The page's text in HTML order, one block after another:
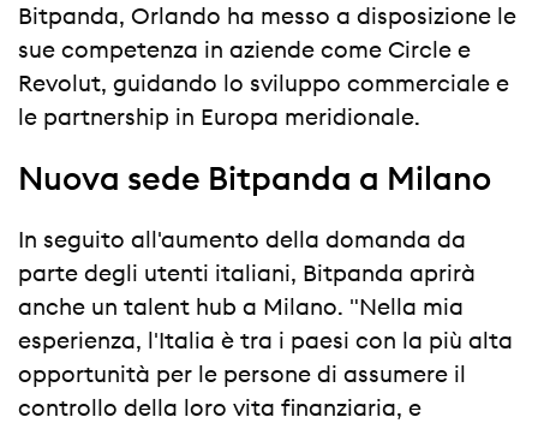
Bitpanda, Orlando ha messo a disposizione le
sue competenza in aziende come Circle e
Revolut, guidando lo sviluppo commerciale e
le partnership in Europa meridionale.
Nuova sede Bitpanda a Milano
In seguito all'aumento della domanda da
parte degli utenti italiani, Bitpanda aprirà
anche un talent hub a Milano. "Nella mia
esperienza, l'Italia è tra i paesi con la più alta
opportunità per le persone di assumere il
controllo della loro vita finanziaria, e